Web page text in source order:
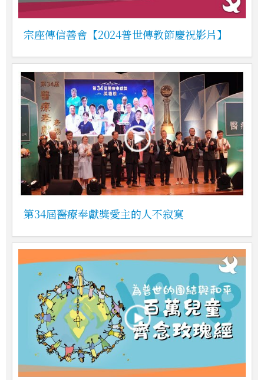
宗座傳信善會【2024普世傳教節慶祝影片】
第34屆醫療奉獻獎愛主的人不寂寞